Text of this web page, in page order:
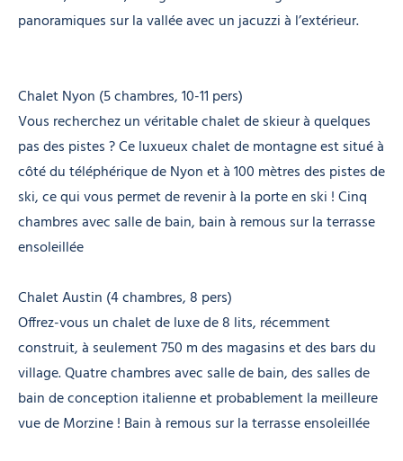
panoramiques sur la vallée avec un jacuzzi à l’extérieur.
Chalet Nyon (5 chambres, 10-11 pers)
Vous recherchez un véritable chalet de skieur à quelques
pas des pistes ? Ce luxueux chalet de montagne est situé à
côté du téléphérique de Nyon et à 100 mètres des pistes de
ski, ce qui vous permet de revenir à la porte en ski ! Cinq
chambres avec salle de bain, bain à remous sur la terrasse
ensoleillée
Chalet Austin (4 chambres, 8 pers)
Offrez-vous un chalet de luxe de 8 lits, récemment
construit, à seulement 750 m des magasins et des bars du
village. Quatre chambres avec salle de bain, des salles de
bain de conception italienne et probablement la meilleure
vue de Morzine ! Bain à remous sur la terrasse ensoleillée